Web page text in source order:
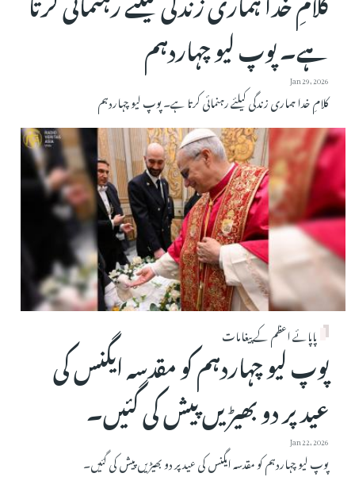
ہے۔ پوپ لیو چہاردہم
Jan 29, 2026
کلامِ خدا ہماری زندگی کیلئے رہنمائی کرتا ہے۔ پوپ لیو چہاردہم
پاپائے اعظم کے پیغامات
پوپ لیو چہاردہم کو مقدسہ ایگنس کی
عید پر دو بھیڑیں پیش کی گئیں۔
Jan 22, 2026
پوپ لیو چہاردہم کو مقدسہ ایگنس کی عید پر دو بھیڑیں پیش کی گئیں۔